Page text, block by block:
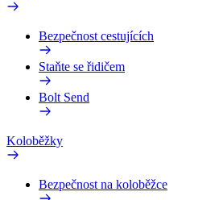
Bezpečnost cestujících
Staňte se řidičem
Bolt Send
Koloběžky
Bezpečnost na koloběžce